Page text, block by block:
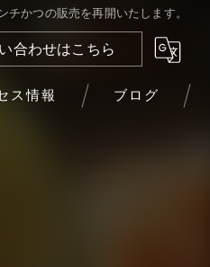
チかつの販売を再開いたします。
合わせはこちら
ス情報 ブログ